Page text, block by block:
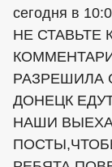
сегодня в
НЕ СТАВЬТЕ
РАЗРЕШИЛА
ДОНЕЦК
НАШИ